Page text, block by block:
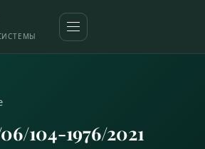
104-1976/2021